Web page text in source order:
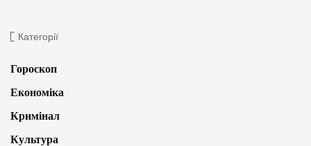
Категорії
Гороскоп
Економіка
Кримінал
Культура